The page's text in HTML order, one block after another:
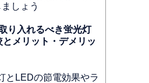
しょう
り入れるべき蛍光灯
メリット・デメリッ
とLEDの節電効果やラ